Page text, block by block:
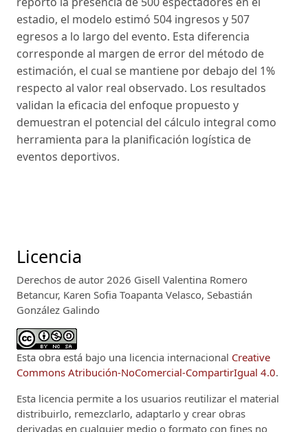
estadio, el modelo estimó 504 ingresos y 507
egresos a lo largo del evento. Esta diferencia
corresponde al margen de error del método de
estimación, el cual se mantiene por debajo del 1%
respecto al valor real observado. Los resultados
validan la eficacia del enfoque propuesto y
demuestran el potencial del cálculo integral como
herramienta para la planificación logística de
eventos deportivos.
Licencia
Derechos de autor 2026 Gisell Valentina Romero
Betancur, Karen Sofia Toapanta Velasco, Sebastián
González Galindo
Esta obra está bajo una licencia internacional Creative
Commons Atribución-NoComercial-CompartirIgual 4.0.
Esta licencia permite a los usuarios reutilizar el material
distribuirlo, remezclarlo, adaptarlo y crear obras
derivadas en cualquier medio o formato con fines no